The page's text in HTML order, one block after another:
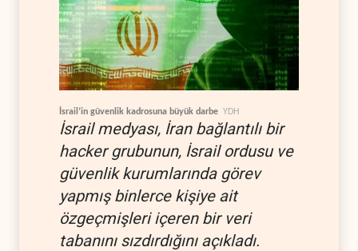
İsrail’in güvenlik kadrosuna büyük darbe YDH
İsrail medyası, İran bağlantılı bir
hacker grubunun, İsrail ordusu ve
güvenlik kurumlarında görev
yapmış binlerce kişiye ait
özgeçmişleri içeren bir veri
tabanını sızdırdığını açıkladı.